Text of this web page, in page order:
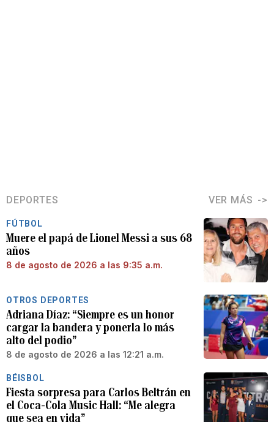
DEPORTES VER MÁS
FÚTBOL
Muere el papá de Lionel Messi a sus 68
años
8 de agosto de 2026 a las 9:35 a.m.
OTROS DEPORTES
Adriana Díaz: “Siempre es un honor
cargar la bandera y ponerla lo más
alto del podio”
8 de agosto de 2026 a las 12:21 a.m.
BÉISBOL
Fiesta sorpresa para Carlos Beltrán en
el Coca-Cola Music Hall: “Me alegra
que sea en vida”